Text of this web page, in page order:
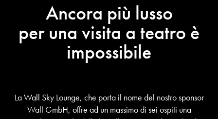
Ancora più lusso
per una visita a teatro è
impossibile
La Wall Sky Lounge, che porta il nome del nostro sponsor
Wall GmbH, offre ad un massimo di sei ospiti una